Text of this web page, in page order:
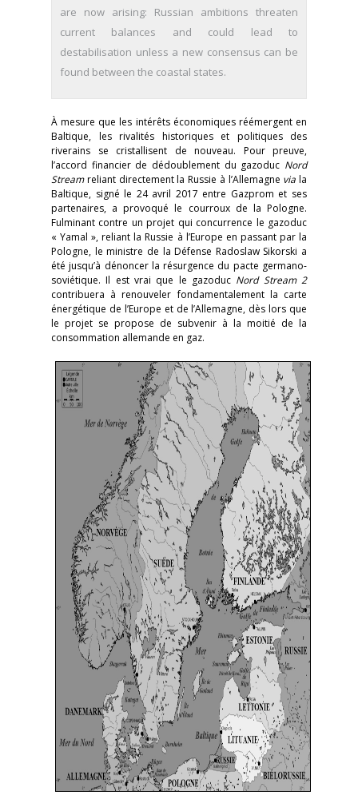
are now arising: Russian ambitions threaten
current balances and could lead to
destabilisation unless a new consensus can be
found between the coastal states.
À mesure que les intérêts économiques réémergent en
Baltique, les rivalités historiques et politiques des
riverains se cristallisent de nouveau. Pour preuve,
l’accord financier de dédoublement du gazoduc Nord
Streamreliant directement la Russie à l’Allemagne via la
Baltique, signé le 24 avril 2017 entre Gazprom et ses
partenaires, a provoqué le courroux de la Pologne.
Fulminant contre un projet qui concurrence le gazoduc
« Yamal », reliant la Russie à l’Europe en passant par la
Pologne, le ministre de la Défense Radoslaw Sikorski a
été jusqu’à dénoncer la résurgence du pacte germano-
soviétique. Il est vrai que le gazoduc Nord Stream 2
contribuera à renouveler fondamentalement la carte
énergétique de l’Europe et de l’Allemagne, dès lors que
le projet se propose de subvenir à la moitié de la
consommation allemande en gaz.